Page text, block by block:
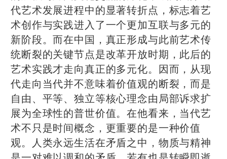
代艺术发展进程中的显著转折点，标志着艺
术创作与实践进入了一个更加互联与多元的
新阶段。而在中国，真正形成与此前艺术传
统断裂的关键节点是改革开放时期，此后的
艺术实践才走向真正的多元化。因而，从现
代走向当代并不意味着价值观的断裂，而是
自由、平等、独立等核心理念由局部诉求扩
展为全球性的普世价值。在他看来，当代艺
术不只是时间概念，更重要的是一种价值
观。人类永远生活在矛盾之中，物质与精神